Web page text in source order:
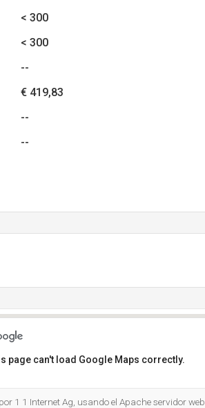
< 300
< 300
--
€ 419,83
--
--
page can't load Google Maps correctly.
1 1 Internet Ag, usando el Apache servidor web.